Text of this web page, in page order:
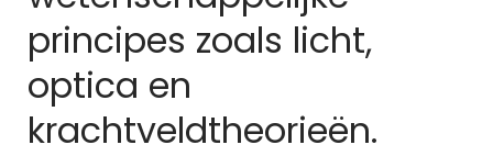
principes zoals licht,
optica en
krachtveldtheorieën.